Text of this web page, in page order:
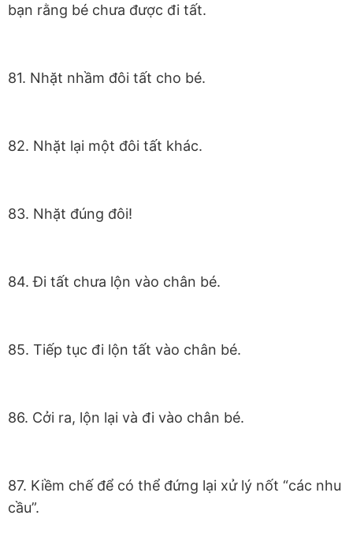
bạn rằng bé chưa được đi tất.
81. Nhặt nhầm đôi tất cho bé.
82. Nhặt lại một đôi tất khác.
83. Nhặt đúng đôi!
84. Đi tất chưa lộn vào chân bé.
85. Tiếp tục đi lộn tất vào chân bé.
86. Cởi ra, lộn lại và đi vào chân bé.
87. Kiềm chế để có thể đứng lại xử lý nốt “các nhu
cầu”.